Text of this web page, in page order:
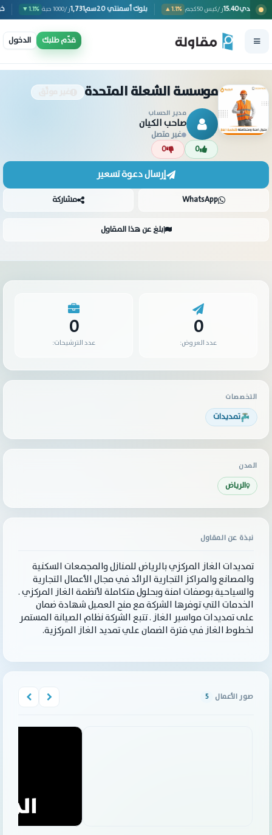
بورتلاندي15.40ر/كيس 50كجم ▲1.1% بلوك أسمنتي 20سم 1,731ر/1000 حبة ▼1.1%
قدّم طلبك الدخول
موسسة الشعلة المتحدة
مدير الحساب
صاحب الكيان
غير متصل
0
0
إرسال دعوة تسعير
WhatsApp مشاركة
بلغ عن هذا المقاول
0
عدد العروض:
0
عدد الترشيحات:
التخصصات
تمديدات
المدن
الرياض
نبذة عن المقاول
تمديدات الغاز المركزي بالرياض للمنازل والمجمعات السكنية
والمصانع والمراكز التجارية الرائد في مجال الأعمال التجارية
والسياحية بوصفات امنة وبحلول متكاملة لأنظمة الغاز المركزي .
الخدمات التي توفرها الشركة مع منح العميل شهادة ضمان
على تمديدات مواسير الغاز . تتبع الشركة نظام الصيانة المستمر
لخطوط الغاز في فترة الضمان علي تمديد الغاز المركزية.
صور الأعمال 5